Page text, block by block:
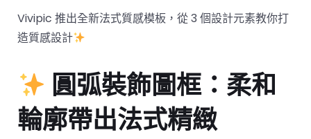
Vivipic 推出全新法式質感模板，從 3 個設計元素教你打
造質感設計
圓弧裝飾圖框：柔和
輪廓帶出法式精緻